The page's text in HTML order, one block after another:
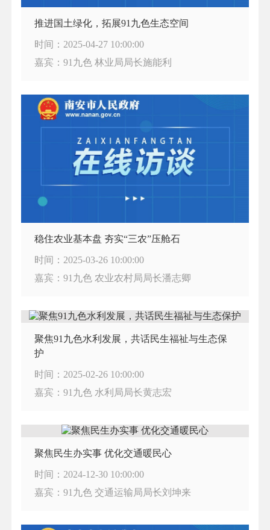
推进国土绿化，拓展91九色生态空间
时间：2025-04-27 10:00:00
嘉宾：91九色 林业局局长施能利
稳住农业基本盘 夯实“三农”压舱石
时间：2025-03-26 10:00:00
嘉宾：91九色 农业农村局局长潘志卿
聚焦91九色水利发展，共话民生福祉与生态保
护
时间：2025-02-26 10:00:00
嘉宾：91九色 水利局局长黄志宏
聚焦民生办实事 优化交通暖民心
时间：2024-12-30 10:00:00
嘉宾：91九色 交通运输局局长刘坤来